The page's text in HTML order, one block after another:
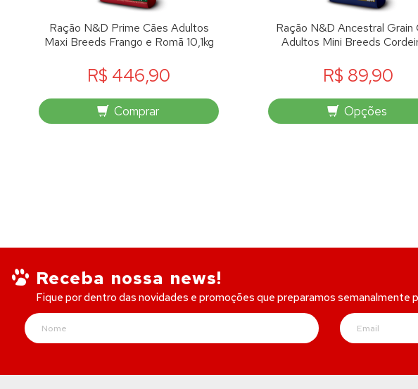
Ração N&D Prime Cães Adultos
Maxi Breeds Frango e Romã 10,1kg
R$ 446,90
Comprar
Ração N&D Ancestral Grain
Adultos Mini Breeds
R$ 89,90
Opções
Receba nossa news!
Fique por dentro das novidades e promoções que preparamos semanalmente